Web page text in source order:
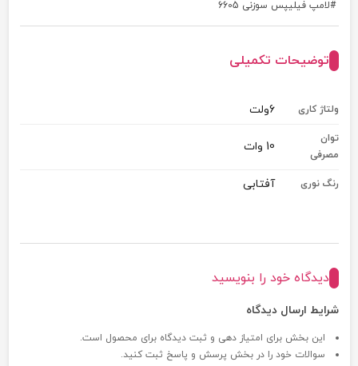
لامپ فیلیپس سوزنی 6605
توضیحات تکمیلی
ولتاژ کاری 6ولت
توان
مصرفی
10 وات
رنگ نوری آفتابی
دیدگاه خود را بنویسید
شرایط ارسال دیدگاه
این بخش برای امتیاز دهی و ثبت دیدگاه برای محصول است.
سوالات خود را در بخش پرسش و پاسخ ثبت کنید.